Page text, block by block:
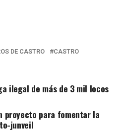
DE CASTRO
CASTRO
ilegal de más de 3 mil locos
proyecto para fomentar la
junveil